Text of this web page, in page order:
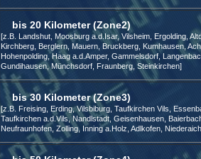
bis 20 Kilometer (Zone2)
[z.B. Landshut, Moosburg a.d.Isar, Vilsheim, Ergolding,
Kirchberg, Berglern, Mauern, Bruckberg, Kumhausen,
Hohenpolding, Haag a.d.Amper, Gammelsdorf,
Gundihausen, Münchsdorf, Fraunberg, Steinkirchen]
bis 30 Kilometer (Zone3)
[z.B. Freising, Erding, Vilsbiburg, Taufkirchen Vils,
Taufkirchen a.d.Vils, Nandlstadt, Geisenhausen,
Neufraunhofen, Zolling, Inning a.Holz, Adlkofen,